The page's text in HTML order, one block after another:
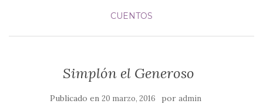
CUENTOS
Simplón el Generoso
Publicado en 20 marzo, 2016 por admin